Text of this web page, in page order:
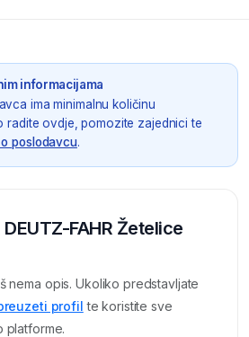
informacijama
ima minimalnu količinu
radite ovdje, pomozite zajednici te
poslodavcu.
FAHR Žetelice
nema opis. Ukoliko predstavljate
profil te koristite sve
platforme.